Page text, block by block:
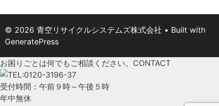
© 2026 青空リサイクルシステムズ株式会社 • Built with
GeneratePress
お困りごとは何でもご相談ください。 CONTACT
受付時間：午前９時～午後５時
年中無休